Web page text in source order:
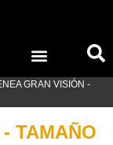
GRAN VISIÓN -
TAMAÑO